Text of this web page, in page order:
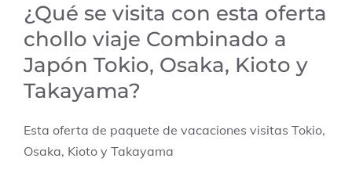
¿Qué se visita con esta oferta
chollo viaje Combinado a
Japón Tokio, Osaka, Kioto y
Takayama?
Esta oferta de paquete de vacaciones visitas Tokio,
Osaka, Kioto y Takayama